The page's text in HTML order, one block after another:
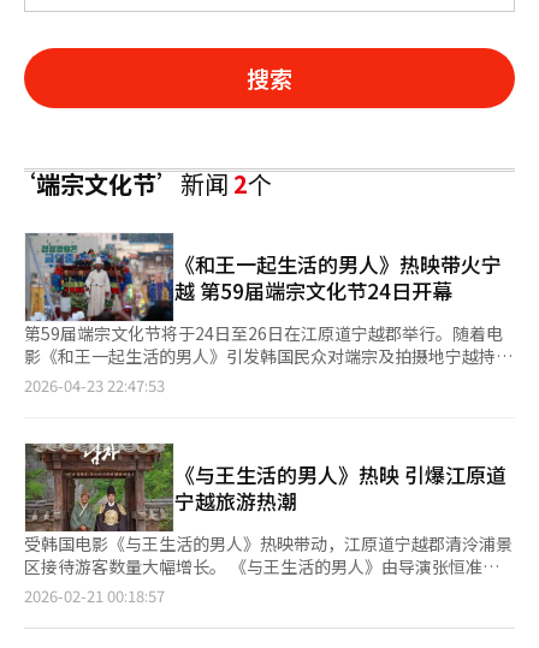
搜索
‘端宗文化节’新闻2个
《和王一起生活的男人》热映带火宁
越 第59届端宗文化节24日开幕
第59届端宗文化节将于24日至26日在江原道宁越郡举行。随着电
影《和王一起生活的男人》引发韩国民众对端宗及拍摄地宁越持续
关注，今年的文化节进一步强化了历史与文化体验内容，力求更加
征由天子沦为流人的悲剧转折，为本届节庆拉开序幕。与此同时，
文化节的传统项目——贞纯王后选拔大赛、开幕演唱会、烟花秀、
无人机表演等也将相继登场。当天，电影导演张恒俊还将在宁越学
院举办特别讲座，与观众分享电影创作与历史背后的故事，并出席
开幕式与游客互动。 25日将举行端宗国葬再现仪式。端宗是朝鲜
王朝27位君主中唯一未曾举行国葬的国王，该仪式自2007年起延
续至今。当天还将首次上演端宗与贞纯王后的“国婚（嘉礼）再
现”，以弥补这段历史遗憾。此外，融合地方特色的“端宗美食
节”同步举办，以宁越特产为食材的创意宫廷料理比赛将为节庆注
2026-04-23 22:47:53
《与王生活的男人》热映 引爆江原道
宁越旅游热潮
受韩国电影《与王生活的男人》热映带动，江原道宁越郡清泠浦景
区接待游客数量大幅增长。 《与王生活的男人》由导演张恒准执
导，柳海真、朴志训等主演，于本月4日在韩国上映。影片以朝鲜
剧形式讲述相关故事。上映仅13天便突破损益平衡点260万人次，
2026-02-21 00:18:57
页